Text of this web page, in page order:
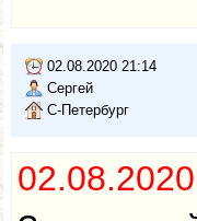
02.08.2020 21:14
Сергей
С-Петербург